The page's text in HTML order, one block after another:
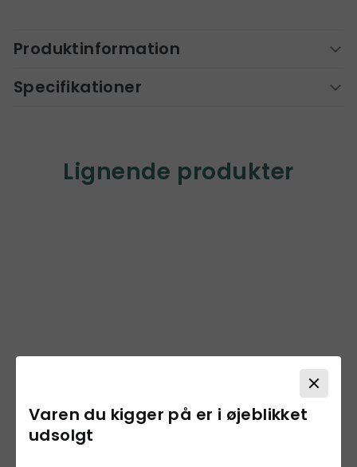
Produktinformation
Specifikationer
Lignende produkter
Varen du kigger på er i øjeblikket
udsolgt